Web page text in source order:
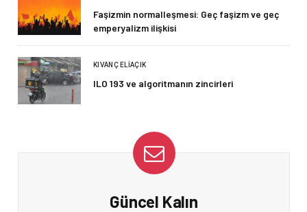
Faşizmin normalleşmesi: Geç faşizm ve geç
emperyalizm ilişkisi
KIVANÇ ELIAÇIK
ILO 193 ve algoritmanın zincirleri
Güncel Kalın